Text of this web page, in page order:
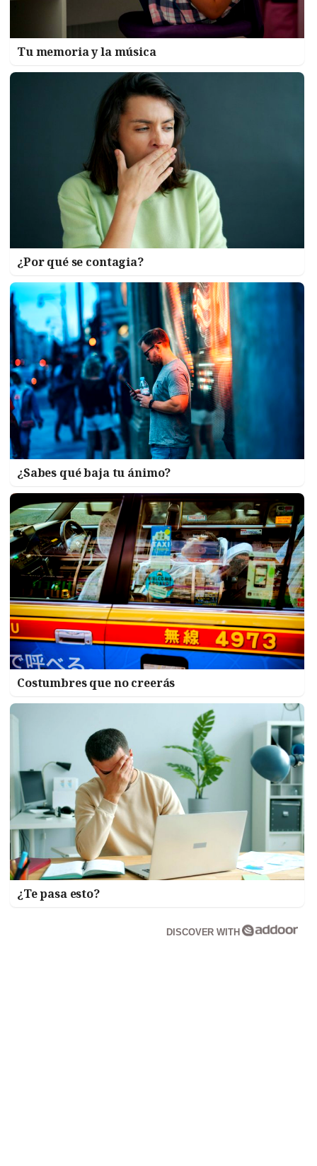
Tu memoria y la música
¿Por qué se contagia?
¿Sabes qué baja tu ánimo?
Costumbres que no creerás
¿Te pasa esto?
DISCOVER WITH